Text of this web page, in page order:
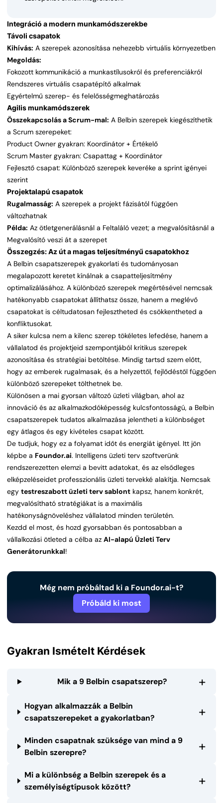
Integráció a modern munkamódszerekbe
Távoli csapatok
Kihívás: A szerepek azonosítása nehezebb virtuális környezetben
Megoldás:
Fokozott kommunikáció a munkastílusokról és preferenciákról
Rendszeres virtuális csapatépítő alkalmak
Egyértelmű szerep- és felelősségmeghatározás
Agilis munkamódszerek
Összekapcsolás a Scrum-mal: A Belbin szerepek kiegészíthetik
a Scrum szerepeket:
Product Owner gyakran: Koordinátor + Értékelő
Scrum Master gyakran: Csapattag + Koordinátor
Fejlesztő csapat: Különböző szerepek keveréke a sprint igényei
szerint
Projektalapú csapatok
Rugalmasság: A szerepek a projekt fázisától függően
változhatnak
Példa: Az ötletgenerálásnál a Feltaláló vezet; a megvalósításnál a
Megvalósító veszi át a szerepet
Összegzés: Az út a magas teljesítményű csapatokhoz
A Belbin csapatszerepek gyakorlati és tudományosan
megalapozott keretet kínálnak a csapatteljesítmény
optimalizálásához. A különböző szerepek megértésével nemcsak
hatékonyabb csapatokat állíthatsz össze, hanem a meglévő
csapatokat is céltudatosan fejlesztheted és csökkentheted a
konfliktusokat.
A siker kulcsa nem a kilenc szerep tökéletes lefedése, hanem a
vállalatod és projektjeid szempontjából kritikus szerepek
azonosítása és stratégiai betöltése. Mindig tartsd szem előtt,
hogy az emberek rugalmasak, és a helyzettől, fejlődéstől függően
különböző szerepeket tölthetnek be.
Különösen a mai gyorsan változó üzleti világban, ahol az
innováció és az alkalmazkodóképesség kulcsfontosságú, a Belbin
csapatszerepek tudatos alkalmazása jelentheti a különbséget
egy átlagos és egy kivételes csapat között.
De tudjuk, hogy ez a folyamat időt és energiát igényel. Itt jön
képbe a Foundor.ai. Intelligens üzleti terv szoftverünk
rendszerezetten elemzi a bevitt adatokat, és az elsődleges
elképzeléseidet professzionális üzleti tervekké alakítja. Nemcsak
egy testreszabott üzleti terv sablont kapsz, hanem konkrét,
megvalósítható stratégiákat is a maximális
hatékonyságnöveléshez vállalatod minden területén.
Kezdd el most, és hozd gyorsabban és pontosabban a
vállalkozási ötleted a célba az AI-alapú Üzleti Terv
Generátorunkkal!
Még nem próbáltad ki a Foundor.ai-t?
Próbáld ki most
Gyakran Ismételt Kérdések
Mik a 9 Belbin csapatszerep? +
Hogyan alkalmazzák a Belbin
csapatszerepeket a gyakorlatban?
+
Minden csapatnak szüksége van mind a 9
Belbin szerepre?
+
Mi a különbség a Belbin szerepek és a
személyiségtípusok között?
+